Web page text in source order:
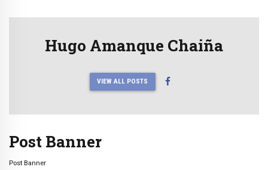
Hugo Amanque Chaiña
VIEW ALL POSTS
Post Banner
Post Banner